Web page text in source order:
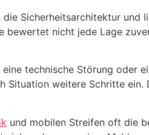
Sicherheitsarchitektur
nicht jede Lage
technische Störung oder
Situation weitere Schritte
und mobilen Streifen oft die